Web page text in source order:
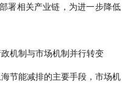
署相关产业链，为进一步降低
机制与市场机制并行转变
节能减排的主要手段，市场机